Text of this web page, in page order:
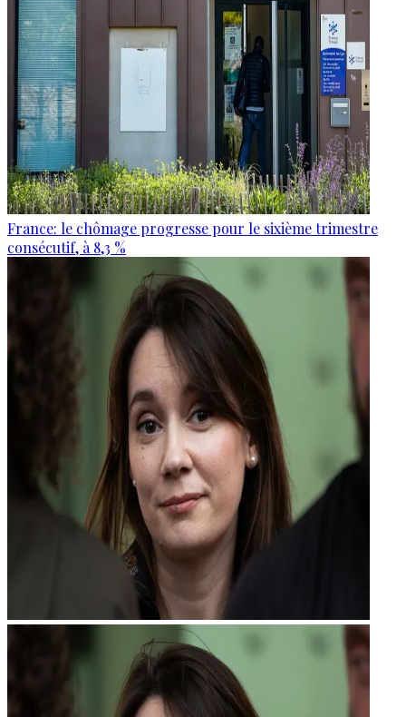
France: le chômage progresse pour le sixième trimestre
consécutif, à 8,3 %